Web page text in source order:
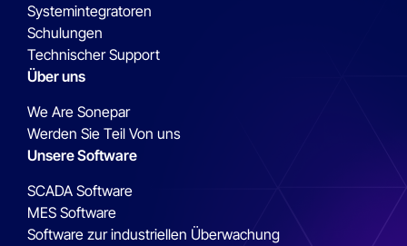
Systemintegratoren
Schulungen
Technischer Support
Über uns
We Are Sonepar
Werden Sie Teil Von uns
Unsere Software
SCADA Software
MES Software
Software zur industriellen Überwachung